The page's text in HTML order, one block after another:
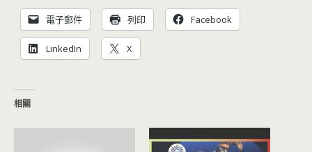
電子郵件 列印 Facebook
LinkedIn X
相關